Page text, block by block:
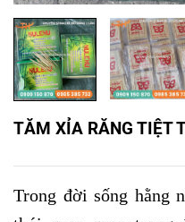
TĂM XỈA RĂNG TIỆT
Trong đời sống hằng